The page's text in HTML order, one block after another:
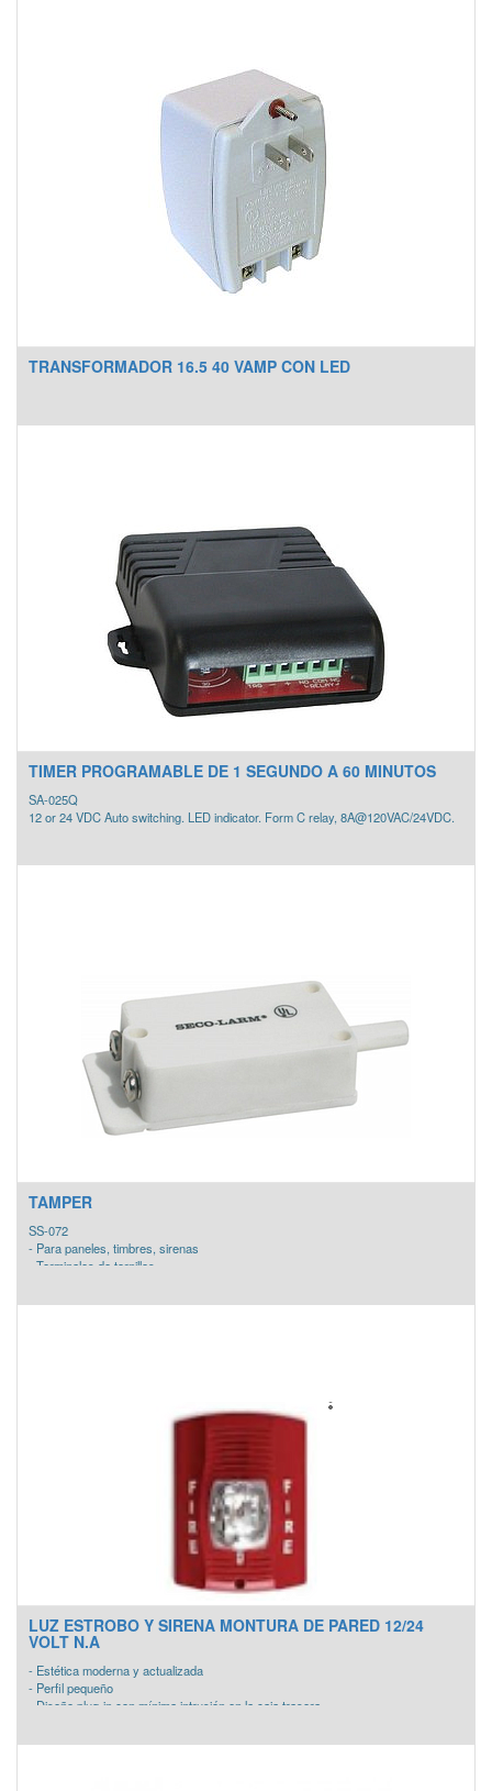
TRANSFORMADOR 16.5 40 VAMP CON LED
TIMER PROGRAMABLE DE 1 SEGUNDO A 60 MINUTOS
SA-025Q
12 or 24 VDC Auto switching. LED indicator. Form C relay, 8A@120VAC/24VDC.
TAMPER
SS-072
- Para paneles, timbres, sirenas
- Terminales de tornillos
LUZ ESTROBO Y SIRENA MONTURA DE PARED 12/24
VOLT N.A
- Estética moderna y actualizada
- Perfil pequeño
- Diseño plug-in con mínima intrusión en la caja trasera